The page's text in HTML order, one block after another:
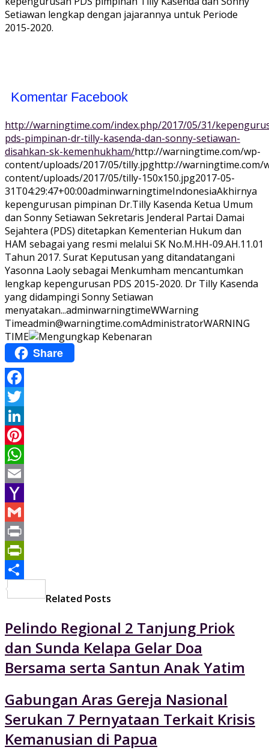
Setiawan lengkap dengan jajarannya untuk Periode
2015-2020.
Komentar Facebook
http://warningtime.com/index.php/2017/05/31/
pds-pimpinan-dr-tilly-kasenda-dan-sonny-setiawan-
disahkan-sk-kemenhukham/http://warningtime.com/wp-
content/uploads/2017/05/tilly.jpghttp://warningtime.com/
content/uploads/2017/05/tilly-150x150.jpg2017-05-
31T04:29:47+00:00adminwarningtimeIndonesiaAkhirnya
kepengurusan pimpinan Dr.Tilly Kasenda Ketua Umum
dan Sonny Setiawan Sekretaris Jenderal Partai Damai
Sejahtera (PDS) ditetapkan Kementerian Hukum dan
HAM sebagai yang resmi melalui SK No.M.HH-09.AH.11.01
Tahun 2017. Surat Keputusan yang ditandatangani
Yasonna Laoly sebagai Menkumham mencantumkan
lengkap kepengurusan PDS 2015-2020. Dr Tilly Kasenda
yang didampingi Sonny Setiawan
menyatakan...adminwarningtimeWWarning
Timeadmin@warningtime.comAdministratorWARNING
TIME
Share
Facebook
Twitter
LinkedIn
Pinterest
WhatsApp
Email
Yahoo
Mail
Gmail
Print
PrintFriendly
Related Posts
Pelindo Regional 2 Tanjung Priok
dan Sunda Kelapa Gelar Doa
Bersama serta Santun Anak Yatim
Gabungan Aras Gereja Nasional
Serukan 7 Pernyataan Terkait Krisis
Kemanusian di Papua